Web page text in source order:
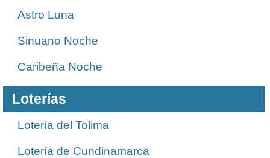
Astro Luna
Sinuano Noche
Caribeña Noche
Loterías
Lotería del Tolima
Lotería de Cundinamarca